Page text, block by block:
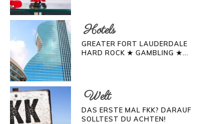
Hotels
GREATER FORT LAUDERDALE
HARD ROCK ★ GAMBLING ★...
Welt
DAS ERSTE MAL FKK? DARAUF
SOLLTEST DU ACHTEN!